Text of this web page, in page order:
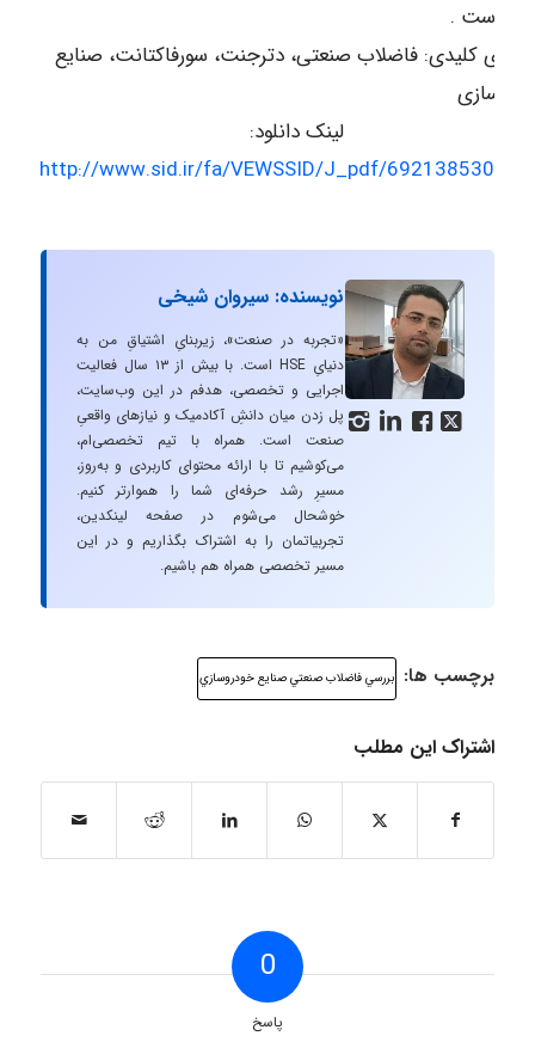
است .
های کلیدی: فاضلاب صنعتی، دترجنت، سورفاکتانت، صنایع
سازی
لینک دانلود:
http://www.sid.ir/fa/VEWSSID/J_pdf/
   
نویسنده: سیروان شیخی
«تجربه در صنعت»، زیربنایِ اشتیاقِ من به
دنیایِ HSE است. با بیش از ۱۳ سال فعالیت
اجرایی و تخصصی، هدفم در این وب‌سایت،
پل زدن میان دانشِ آکادمیک و نیازهای واقعیِ
صنعت است. همراه با تیم تخصصی‌ام،
می‌کوشیم تا با ارائه محتوای کاربردی و به‌روز،
مسیرِ رشد حرفه‌ای شما را هموارتر کنیم.
خوشحال می‌شوم در صفحه لینکدین،
تجربیاتمان را به اشتراک بگذاریم و در این
مسیر تخصصی همراه هم باشیم.
برچسب ها: بررسي فاضلاب صنعتي صنايع خودروسازي
اشتراک این مطلب
0
پاسخ